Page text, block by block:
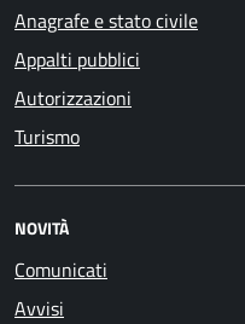
Anagrafe e stato civile
Appalti pubblici
Autorizzazioni
Turismo
NOVITÀ
Comunicati
Avvisi